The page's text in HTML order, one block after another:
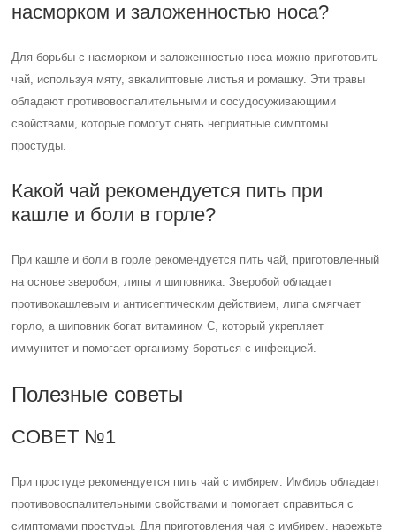
насморком и заложенностью носа?
Для борьбы с насморком и заложенностью носа можно приготовить
чай, используя мяту, эвкалиптовые листья и ромашку. Эти травы
обладают противовоспалительными и сосудосуживающими
свойствами, которые помогут снять неприятные симптомы
простуды.
Какой чай рекомендуется пить при
кашле и боли в горле?
При кашле и боли в горле рекомендуется пить чай, приготовленный
на основе зверобоя, липы и шиповника. Зверобой обладает
противокашлевым и антисептическим действием, липа смягчает
горло, а шиповник богат витамином С, который укрепляет
иммунитет и помогает организму бороться с инфекцией.
Полезные советы
СОВЕТ №1
При простуде рекомендуется пить чай с имбирем. Имбирь обладает
противовоспалительными свойствами и помогает справиться с
симптомами простуды. Для приготовления чая с имбирем, нарежьте